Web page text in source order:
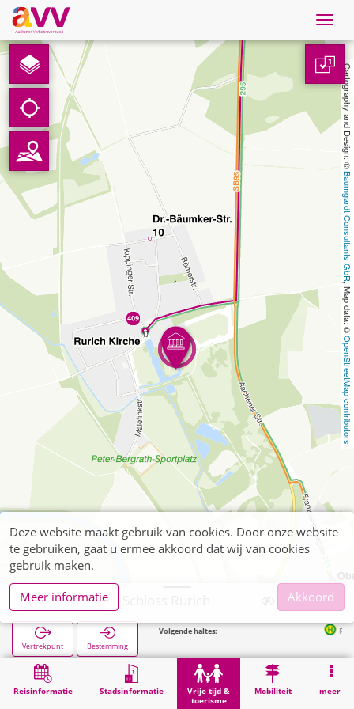
Nederlands
Downloads
Contact
Gegevensbescherming
Colofon
AVV
Cartography and Design: ©
Baumgardt Consultants GbR
, Map data: ©
OpenStreetMap contributors
1
Reisinformatie Stadsinformatie
Vrije tijd &
toerisme
Mobiliteit meer
Hückelhoven, Schloss Rurich
Vertrekpunt Bestemming
Volgende haltes: Rurich
Vrije tijd & toerisme Bezienswaardigheid Hückelhoven, Schloss Rurich
Deze website maakt gebruik van cookies. Door onze website
te gebruiken, gaat u ermee akkoord dat wij van cookies
gebruik maken.
Meer informatie
Akkoord